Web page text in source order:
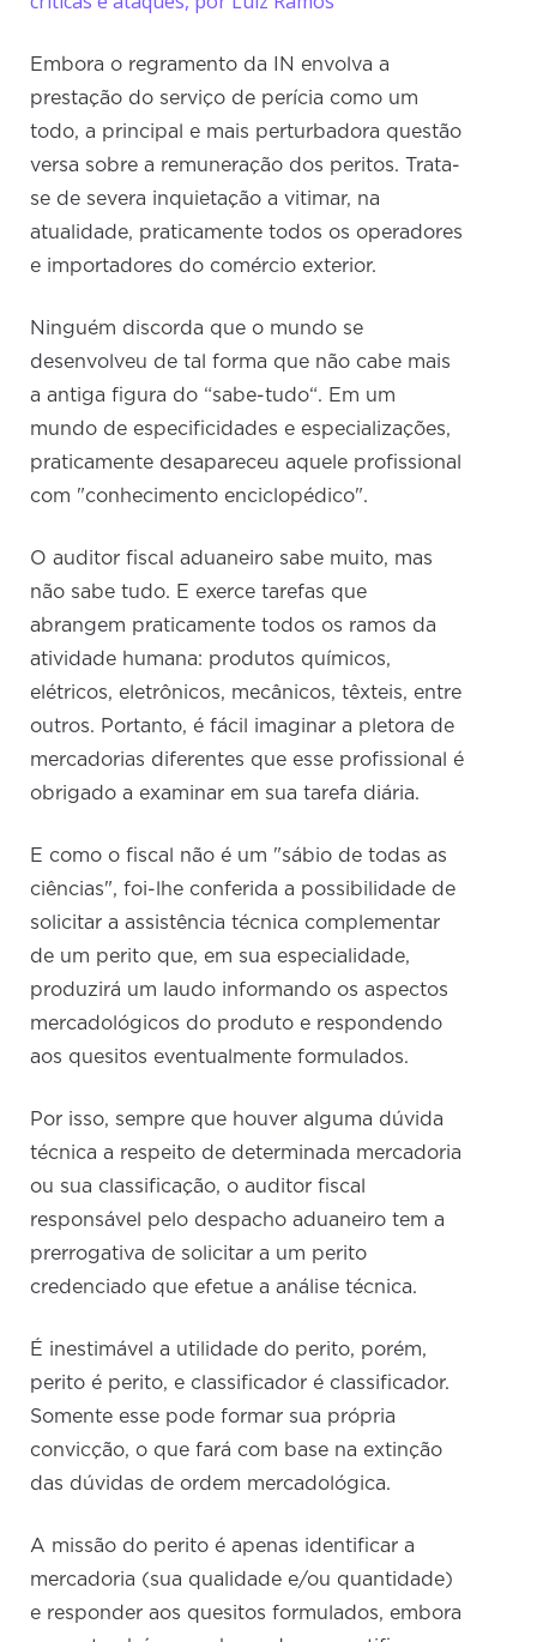
Embora o regramento da IN envolva a
prestação do serviço de perícia como um
todo, a principal e mais perturbadora questão
versa sobre a remuneração dos peritos. Trata-
se de severa inquietação a vitimar, na
atualidade, praticamente todos os operadores
e importadores do comércio exterior.
Ninguém discorda que o mundo se
desenvolveu de tal forma que não cabe mais
a antiga figura do “sabe-tudo“. Em um
mundo de especificidades e especializações,
praticamente desapareceu aquele profissional
com "conhecimento enciclopédico".
O auditor fiscal aduaneiro sabe muito, mas
não sabe tudo. E exerce tarefas que
abrangem praticamente todos os ramos da
atividade humana: produtos químicos,
elétricos, eletrônicos, mecânicos, têxteis, entre
outros. Portanto, é fácil imaginar a pletora de
mercadorias diferentes que esse profissional é
obrigado a examinar em sua tarefa diária.
E como o fiscal não é um "sábio de todas as
ciências", foi-lhe conferida a possibilidade de
solicitar a assistência técnica complementar
de um perito que, em sua especialidade,
produzirá um laudo informando os aspectos
mercadológicos do produto e respondendo
aos quesitos eventualmente formulados.
Por isso, sempre que houver alguma dúvida
técnica a respeito de determinada mercadoria
ou sua classificação, o auditor fiscal
responsável pelo despacho aduaneiro tem a
prerrogativa de solicitar a um perito
credenciado que efetue a análise técnica.
É inestimável a utilidade do perito, porém,
perito é perito, e classificador é classificador.
Somente esse pode formar sua própria
convicção, o que fará com base na extinção
das dúvidas de ordem mercadológica.
A missão do perito é apenas identificar a
mercadoria (sua qualidade e/ou quantidade)
e responder aos quesitos formulados, embora